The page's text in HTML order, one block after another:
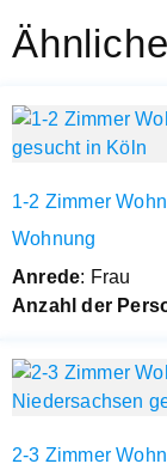
1-2 Zimmer
Wohnung
Anrede: Frau
Anzahl der
2-3 Zimmer